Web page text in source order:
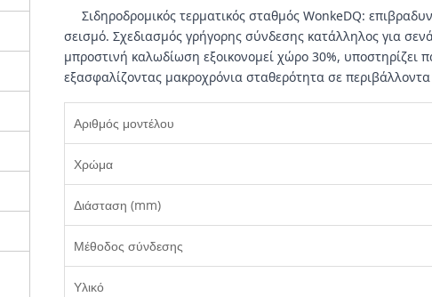
Σιδηροδρομικός τερματικός σταθμός WonkeDQ:
σεισμό. Σχεδιασμός γρήγορης σύνδεσης κατάλληλος για
μπροστινή καλωδίωση εξοικονομεί χώρο 30%,
εξασφαλίζοντας μακροχρόνια σταθερότητα σε
Αριθμός μοντέλου
Χρώμα
Διάσταση (mm)
Μέθοδος σύνδεσης
Υλικό